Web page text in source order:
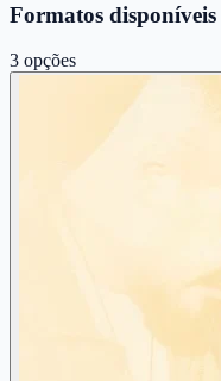
Formatos disponíveis
3 opções